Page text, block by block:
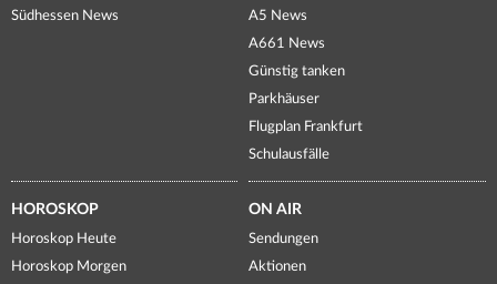
Südhessen News
A5 News
A661 News
Günstig tanken
Parkhäuser
Flugplan Frankfurt
Schulausfälle
HOROSKOP
Horoskop Heute
Horoskop Morgen
ON AIR
Sendungen
Aktionen